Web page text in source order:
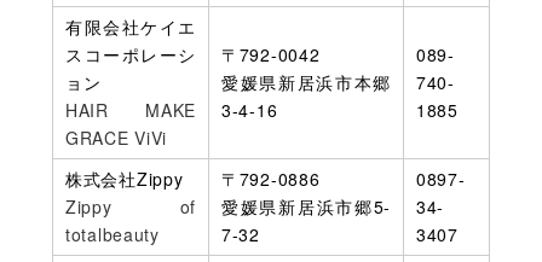
有限会社ケイエ
スコーポレーシ
ョン
HAIR MAKE
GRACE ViVi
〒792-0042
愛媛県新居浜市本郷
3-4-16
089-
740-
1885
株式会社Zippy
Zippy of
totalbeauty
〒792-0886
愛媛県新居浜市郷5-
7-32
0897-
34-
3407